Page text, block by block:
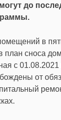
до
в
план сноса
с 01.08.2021
от